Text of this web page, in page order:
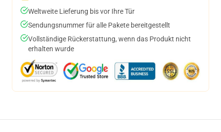
Weltweite Lieferung bis vor Ihre Tür
Sendungsnummer für alle Pakete bereitgestellt
Vollständige Rückerstattung, wenn das Produkt nicht
erhalten wurde